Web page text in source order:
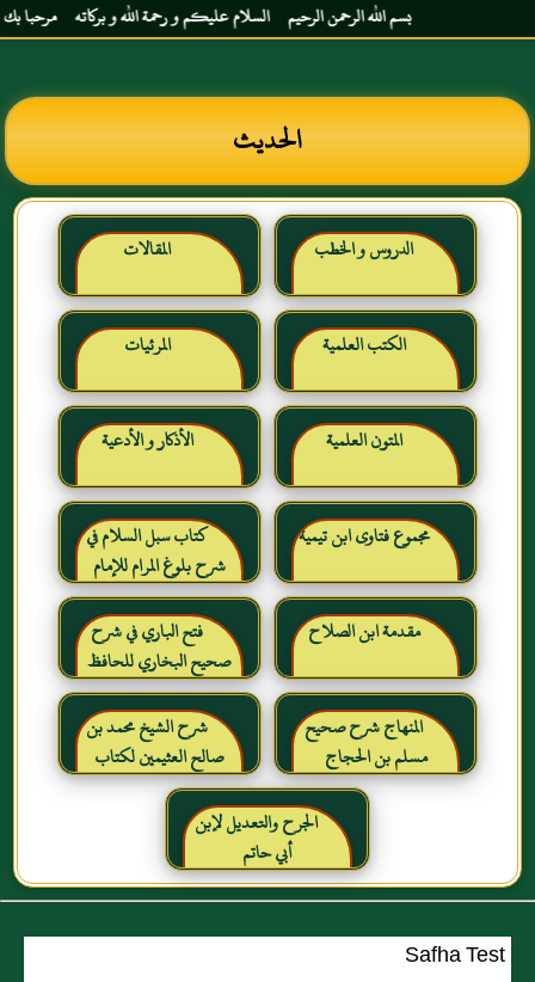
بسم الله الرحمن الرحيم السلام عليكم و رحمة الله و بركاته مرحبا بك
الحديث
الدروس و الخطب المقالات
الكتب العلمية المرئيات
المتون العلمية الأذكار و الأدعية
مجموع فتاوى ابن تيمية
كتاب سبل السلام في
شرح بلوغ المرام للإمام
الصنعاني رحمه الله
مقدمة ابن الصلاح
فتح الباري في شرح
صحيح البخاري للحافظ
ابن حجر العسقلاني
المنهاج شرح صحيح
مسلم بن الحجاج
شرح الشيخ محمد بن
صالح العثيمين لكتاب
رياض الصالحين للإمام
النووي رحمهم الله تعالىالجرح والتعديل لإبن
أبي حاتم
Safha Test